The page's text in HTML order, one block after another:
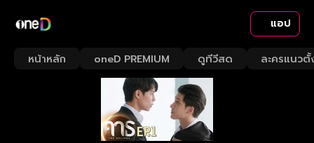
แอป
หน้าหลัก oneD PREMIUM ดูทีวีสด ละครแนวตั้